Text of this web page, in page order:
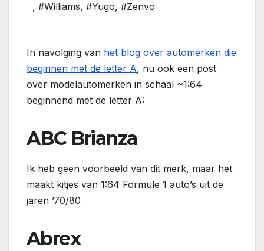
, #Williams, #Yugo, #Zenvo
In navolging van het blog over automerken die
beginnen met de letter A, nu ook een post
over modelautomerken in schaal ~1:64
beginnend met de letter A:
ABC Brianza
Ik heb geen voorbeeld van dit merk, maar het
maakt kitjes van 1:64 Formule 1 auto’s uit de
jaren ’70/80
Abrex